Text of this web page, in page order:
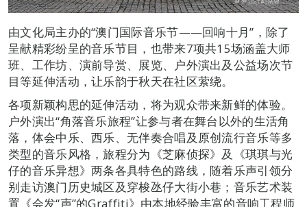
由文化局主办的“澳门国际音乐节——回响十月”，除了
呈献精彩纷呈的音乐节目，也带来7项共15场涵盖大师
班、工作坊、演前导赏、展览、户外演出及公益场次节
目等延伸活动，让乐韵于秋天在社区萦绕。
各项新颖构思的延伸活动，将为观众带来新鲜的体验。
户外演出“角落音乐旅程”让参与者在舞台以外的生活角
落，体会中乐、西乐、无伴奏合唱及原创流行音乐等多
类型的音乐风格，旅程分为《芝麻侦探》及《琪琪与光
仔的音乐异想》两条各具特色的路线，随着乐声引领分
别走访澳门历史城区及穿梭氹仔大街小巷；音乐艺术装
置《会发“声”的Graffiti》由本地经验丰富的音响工程师